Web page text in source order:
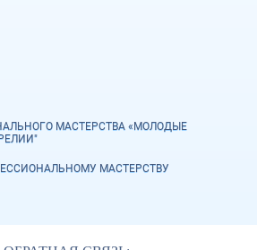
МАСТЕРСТВА «МОЛОДЫЕ
МАСТЕРСТВУ